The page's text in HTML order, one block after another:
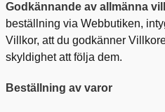
Godkännande av allmänna
beställning via Webbutiken,
Villkor, att du godkänner
skyldighet att följa dem.
Beställning av varor